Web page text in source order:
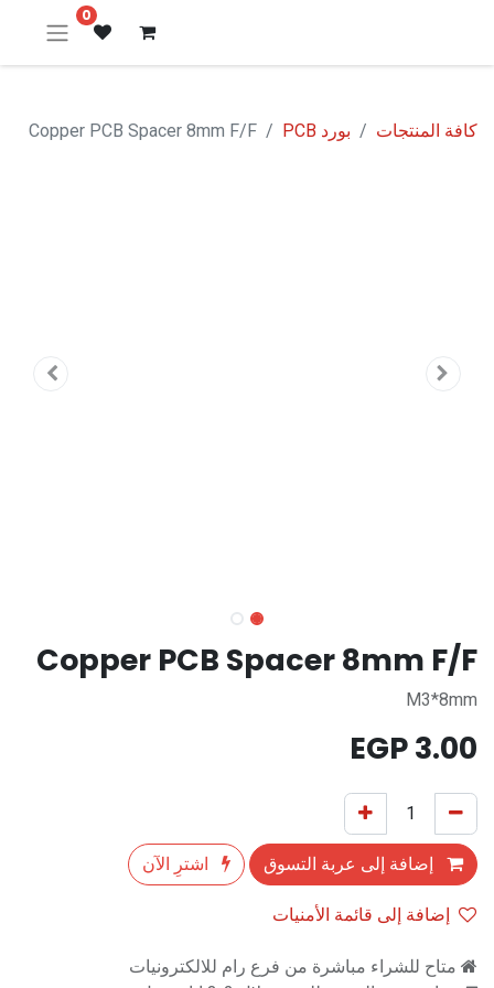
0
كافة المنتجات بورد PCB Copper PCB Spacer 8mm F/F
Copper PCB Spacer 8mm F/F
M3*8mm
3.00
إضافة إلى عربة التسوق
اشترِ الآن
إضافة إلى قائمة الأمنيات
متاح للشراء مباشرة من فرع رام للالكترونيات